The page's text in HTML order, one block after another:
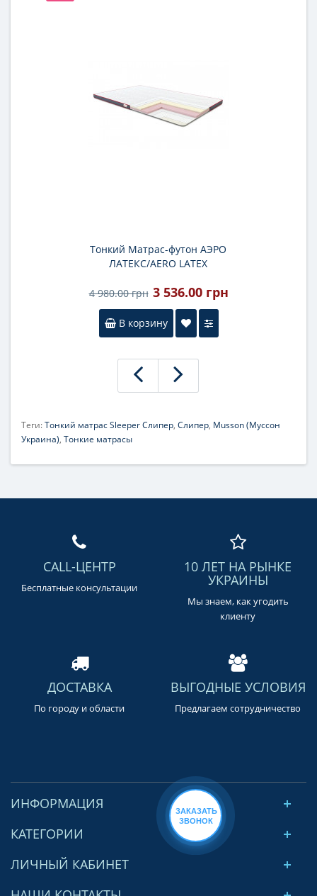
Тонкий Матрас-футон АЭРО
ЛАТЕКС/AERO LATEX
4 980.00 грн 3 536.00 грн
В корзину
Теги:Тонкий матрас Sleeper Слипер, Слипер, Musson (Муссон
Украина), Тонкие матрасы
CALL-ЦЕНТР
Бесплатные консультации
10 ЛЕТ НА РЫНКЕ
УКРАИНЫ
Мы знаем, как угодить
клиенту
ДОСТАВКА
По городу и области
ВЫГОДНЫЕ УСЛОВИЯ
Предлагаем сотрудничество
ИНФОРМАЦИЯ
КАТЕГОРИИ
ЛИЧНЫЙ КАБИНЕТ
ЗАКАЗАТЬ
ЗВОНОК